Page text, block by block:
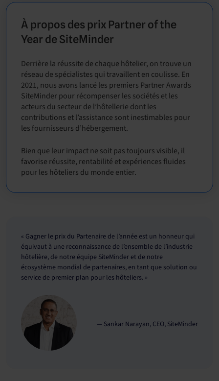
À propos des prix Partner of the
Year de SiteMinder
Derrière la réussite de chaque hôtelier, on trouve un
réseau de spécialistes qui travaillent en coulisse. En
2021, nous avons lancé les premiers Partner Awards
SiteMinder pour récompenser les sociétés et les
acteurs du secteur de l’hôtellerie dont les
contributions et l’assistance sont inestimables pour
les fournisseurs d’hébergement.
Bien que leur impact ne soit pas toujours visible, il
favorise réussite, rentabilité et expériences fluides
pour les hôteliers du monde entier.
« Gagner le prix du Partenaire de l’année est un honneur qui
équivaut à une reconnaissance de l’ensemble de l’industrie
hôtelière, de notre équipe SiteMinder et de notre
écosystème mondial de partenaires, en tant que solution ou
service de premier plan pour les hôteliers. »
— Sankar Narayan, CEO, SiteMinder